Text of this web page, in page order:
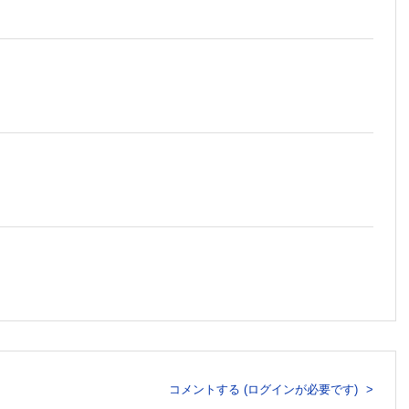
コメントする (ログインが必要です)